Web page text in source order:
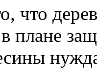
что
плане